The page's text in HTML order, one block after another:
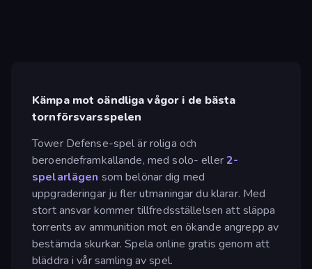
Kämpa mot oändliga vågor i de bästa
tornförsvarsspelen
Tower Defense-spel är roliga och
beroendeframkallande, med solo- eller2-
spelarlägen som belönar dig med
uppgraderingar ju fler utmaningar du klarar. Med
stort ansvar kommer tillfredsställelsen att släppa
torrents av ammunition mot en ökande angrepp av
bestämda skurkar. Spela online gratis genom att
bläddra i vår samling av spel.